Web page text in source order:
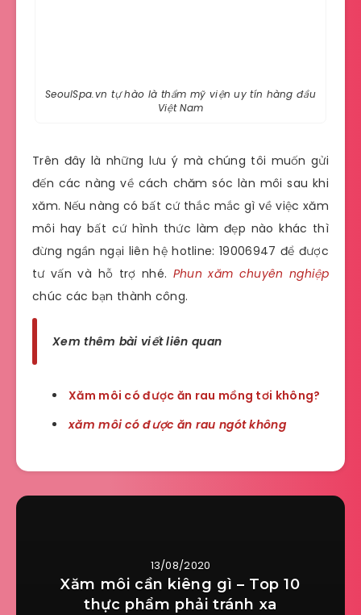
SeoulSpa.vn tự hào là thẩm mỹ viện uy tín hàng đầu
Việt Nam
Trên đây là những lưu ý mà chúng tôi muốn gửi
đến các nàng về cách chăm sóc làn môi sau khi
xăm. Nếu nàng có bất cứ thắc mắc gì về việc xăm
môi hay bất cứ hình thức làm đẹp nào khác thì
đừng ngần ngại liên hệ hotline: 19006947 để được
tư vấn và hỗ trợ nhé. Phun xăm chuyên nghiệp
chúc các bạn thành công.
Xem thêm bài viết liên quan
Xăm môi có được ăn rau mồng tơi không?
xăm môi có được ăn rau ngót không
13/08/2020
Xăm môi cần kiêng gì – Top 10
thực phẩm phải tránh xa